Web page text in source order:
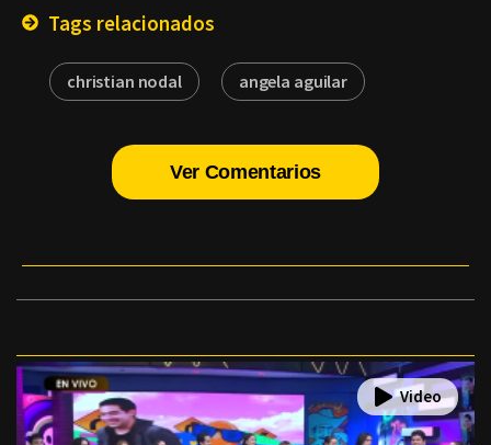
Tags relacionados
christian nodal angela aguilar
Ver Comentarios